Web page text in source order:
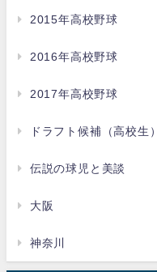
2015年高校野球
2016年高校野球
2017年高校野球
ドラフト候補（高校生）
伝説の球児と美談
大阪
神奈川